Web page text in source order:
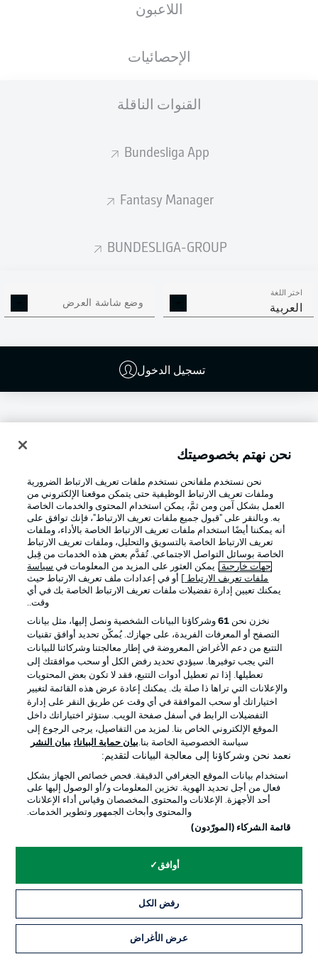
اللاعبون
الإحصائيات
القنوات الناقلة
Bundesliga App
Fantasy Manager
BUNDESLIGA-GROUP
اختر اللغة
العربية وضع شاشة العرض
تسجيل الدخول
إعلان
Football as it's meant to be
تطبيق الدوري الألماني
Official Partners
إدارة التفضيلات بيان الخصوصية
الوظائف
جهة النشر تواصل معنا
نحن نهتم بخصوصيتك
نحن نستخدم ملفانحن نستخدم ملفات تعريف الارتباط الضرورية
وملفات تعريف الارتباط الوظيفية حتى يتمكن موقعنا الإلكتروني من
العمل بشكل آمن ومن ثمَّ، يمكن استخدام المحتوى والخدمات الخاصة
به. وبالنقر على "قبول جميع ملفات تعريف الارتباط"، فإنك توافق على
أنه يمكننا أيضًا استخدام ملفات تعريف الارتباط الخاصة بالأداء، وملفات
تعريف الارتباط الخاصة بالتسويق والتحليل، وملفات تعريف الارتباط
الخاصة بوسائل التواصل الاجتماعي. تُقدَّم بعض هذه الخدمات من قِبل
جهات خارجية . يمكن العثور على المزيد من المعلومات في سياسة
ملفات تعريف الارتباط
] أو في إعدادات ملف تعريف الارتباط حيث
يمكنك تعيين إدارة تفضيلات ملفات تعريف الارتباط الخاصة بك في أي
وقت..
نخزن نحن 61وشركاؤنا البيانات الشخصية ونصل إليها، مثل بيانات
التصفح أو المعرفات الفريدة، على جهازك. يُمكّن تحديد أوافق تقنيات
التتبع من دعم الأغراض المعروضة في إطار معالجتنا وشركائنا للبيانات
التي يجب توفيرها. سيؤدي تحديد رفض الكل أو سحب موافقتك إلى
تعطيلها. إذا تم تعطيل أدوات التتبع، فقد لا تكون بعض المحتويات
والإعلانات التي تراها ذا صلة بك. يمكنك إعادة عرض هذه القائمة لتغيير
اختياراتك أو سحب الموافقة في أي وقت عن طريق النقر على إدارة
التفضيلات الرابط في أسفل صفحة الويب. ستؤثر اختياراتك داخل
الموقع الإلكتروني الخاص بنا. لمزيد من التفاصيل، يرجى الرجوع إلى
سياسة الخصوصية الخاصة بنا.بيان حماية البيانات بيان النشر
نعمد نحن وشركاؤنا إلى معالجة البيانات لتقديم:
استخدام بيانات الموقع الجغرافي الدقيقة. فحص خصائص الجهاز بشكل
فعال من أجل تحديد الهوية. تخزين المعلومات و/أو الوصول إليها على
أحد الأجهزة. الإعلانات والمحتوى المخصصان وقياس أداء الإعلانات
والمحتوى وأبحاث الجمهور وتطوير الخدمات.
قائمة الشركاء (المورّدون)
أوافق
رفض الكل
عرض الأغراض